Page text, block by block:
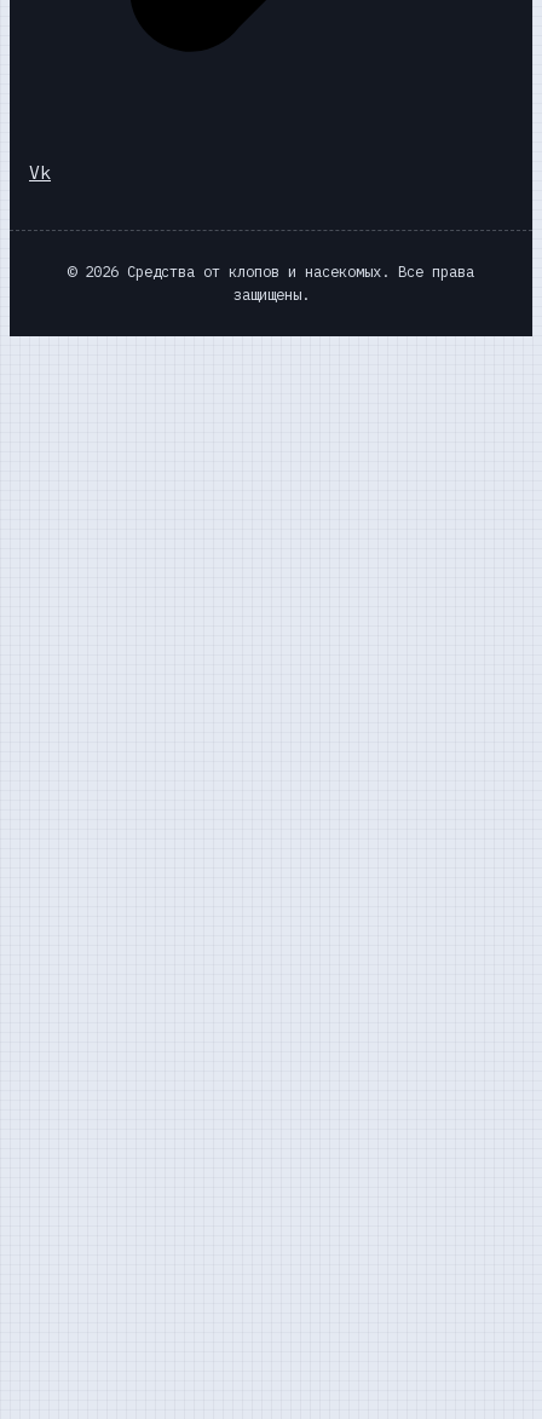
Vk
© 2026 Средства от клопов и насекомых. Все права
защищены.